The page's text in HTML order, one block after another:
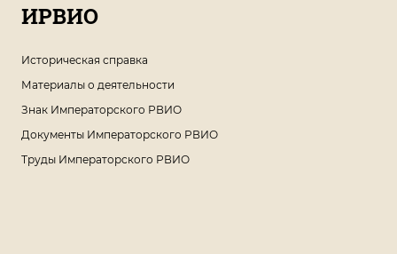
ИРВИО
Историческая справка
Материалы о деятельности
Знак Императорского РВИО
Документы Императорского РВИО
Труды Императорского РВИО